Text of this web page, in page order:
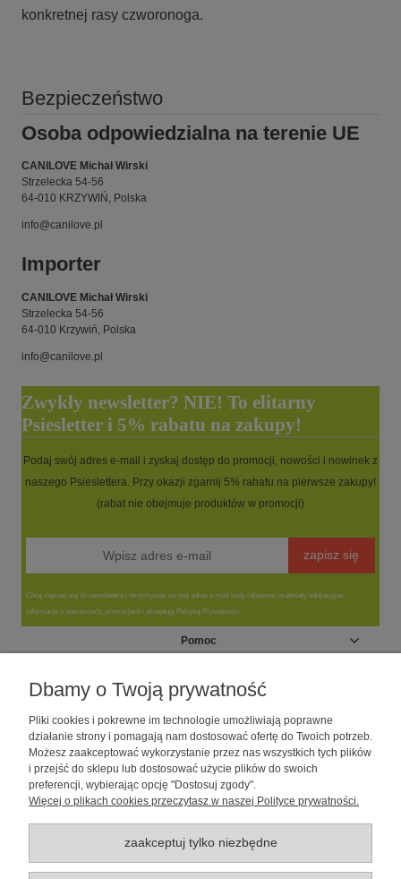
konkretnej rasy czworonoga.
Bezpieczeństwo
Osoba odpowiedzialna na terenie UE
CANILOVE Michał Wirski
Strzelecka 54-56
64-010 KRZYWIŃ, Polska
info@canilove.pl
Importer
CANILOVE Michał Wirski
Strzelecka 54-56
64-010 Krzywiń, Polska
info@canilove.pl
Zwykły newsletter? NIE! To elitarny
Psiesletter i 5% rabatu na zakupy!
Podaj swój adres e-mail i zyskaj dostęp do promocji, nowości i nowinek z
naszego Psieslettera. Przy okazji zgarnij 5% rabatu na pierwsze zakupy!
(rabat nie obejmuje produktów w promocji)
zapisz się
Chcę zapisać się do newslettera i otrzymywać na mój adres e-mail kody rabatowe, materiały edukacyjne,
informacje o nowościach, promocjach i akceptuję Politykę Prywatności.
Pomoc
Moje konto
Informacje
O nas
Sklep dla psów caniLOVE| NIP: 5251057141 | ul. Strzelecka 54/56, 64-
010 Krzywiń, woj. wielkopolskie | telefon: 600 189 631, e-mail:
sklep@canilove.pl
Realizacja:Centrum Usług E-Commerce Łukasz Wiśniewski2021 |
Dbamy o Twoją prywatność
Pliki cookies i pokrewne im technologie umożliwiają poprawne
działanie strony i pomagają nam dostosować ofertę do Twoich potrzeb.
Możesz zaakceptować wykorzystanie przez nas wszystkich tych plików
i przejść do sklepu lub dostosować użycie plików do swoich
preferencji, wybierając opcję "Dostosuj zgody".
Więcej o plikach cookies przeczytasz w naszej Polityce prywatności.
zaakceptuj tylko niezbędne